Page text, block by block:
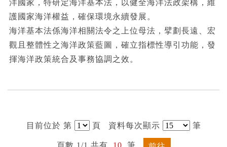
洋國家，特研定海洋基本法，以健全海洋法政架構，維
護國家海洋權益，確保環境永續發展。
海洋基本法係海洋相關法令之上位母法，擘劃長遠、宏
觀且整體性之海洋政策藍圖，確立指標性導引功能，發
揮海洋政策統合及事務協調之效。
目前位於 第 頁 資料每次顯示 筆